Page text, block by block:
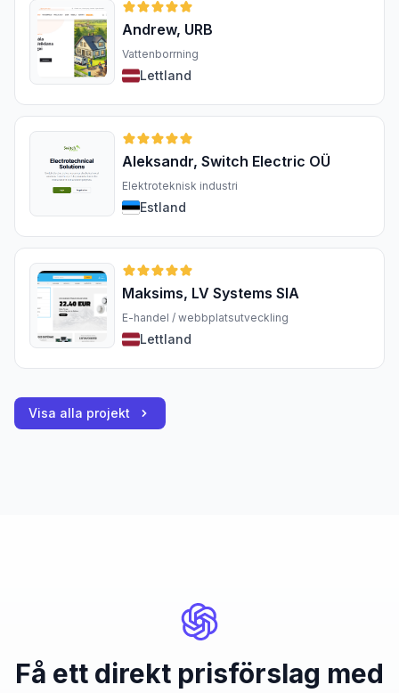
Andrew, URB
Vattenborrning
Lettland
Aleksandr, Switch Electric OÜ
Elektroteknisk industri
Estland
Maksims, LV Systems SIA
E-handel / webbplatsutveckling
Lettland
Visa alla projekt
Få ett direkt prisförslag med